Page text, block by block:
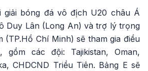
giải bóng đá vô địch U20 châu Á
Duy Lân (Long An) và trợ lý trọng
(TP.Hồ Chí Minh) sẽ tham gia điều
gồm các đội: Tajikistan, Oman,
CHDCND Triều Tiên. Bảng E sẽ